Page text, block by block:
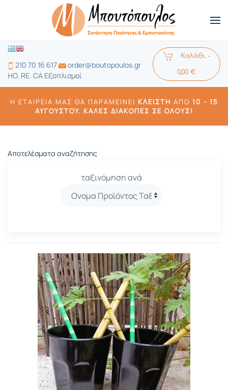
210 70 16 617
order@boutopoulos.gr
HO. RE. CA Εξοπλισμοί
Καλάθι -
0,00 €
Η ΕΤΑΙΡΕΊΑ ΜΑΣ ΘΑ ΠΑΡΑΜΕΊΝΕΙ ΚΛΕΙΣΤΉ ΑΠΌ 10 - 15
ΑΥΓΟΎΣΤΟΥ. ΚΑΛΈΣ ΔΙΑΚΟΠΈΣ ΣΕ ΌΛΟΥΣ!
Αποτελέσματα αναζήτησης
ταξινόμηση ανά